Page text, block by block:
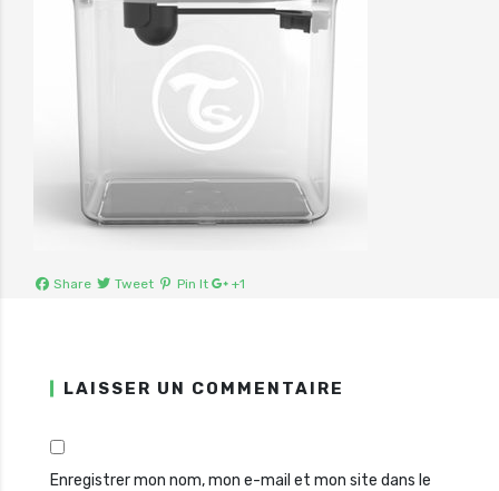
Share Tweet Pin It +1
LAISSER UN COMMENTAIRE
Enregistrer mon nom, mon e-mail et mon site dans le